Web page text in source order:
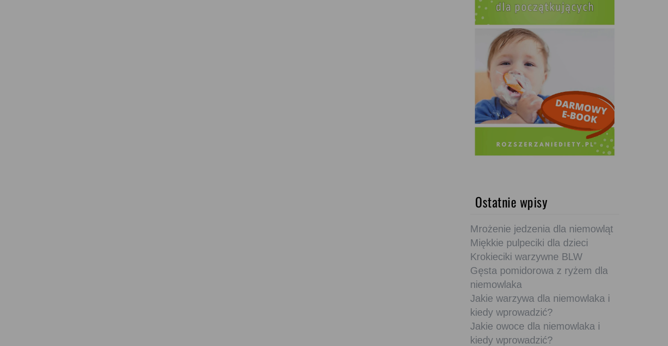
Ostatnie wpisy
Mrożenie jedzenia dla niemowląt
Miękkie pulpeciki dla dzieci
Krokieciki warzywne BLW
Gęsta pomidorowa z ryżem dla
niemowlaka
Jakie warzywa dla niemowlaka i
kiedy wprowadzić?
Jakie owoce dla niemowlaka i
kiedy wprowadzić?